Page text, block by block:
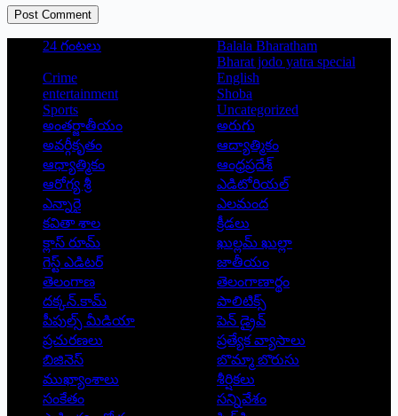
Post Comment
24 గంటలు
Balala Bharatham
Bharat jodo yatra special
Crime
English
entertainment
Shoba
Sports
Uncategorized
అంతర్జాతీయం
అరుగు
అవర్గీకృతం
ఆద్యాత్మికం
ఆధ్యాత్మికం
ఆంధ్రప్రదేశ్
ఆరోగ్య శ్రీ
ఎడిటోరియల్
ఎన్నారై
ఎలమంద
కవితా శాల
క్రీడలు
క్లాస్ రూమ్
ఖుల్లమ్ ఖుల్లా
గెస్ట్ ఎడిటర్
జాతీయం
తెలంగాణ
తెలంగాణార్థం
దక్కన్.కామ్
పాలిటిక్స్
పీపుల్స్ ‌మీడియా
పెన్ డ్రైవ్
ప్రచురణలు
ప్రత్యేక వ్యాసాలు
బిజినెస్
బొమ్మా బొరుసు
ముఖ్యాంశాలు
శీర్షికలు
సంకేతం
సన్నివేశం